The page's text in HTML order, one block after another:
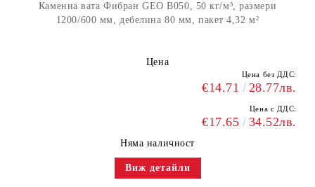
Каменна вата Фибран GEO B050, 50 кг/м³, размери
1200/600 мм, дебелина 80 мм, пакет 4,32 м²
Цена
Цена без ДДС:
€14.71 28.77лв.
Цена с ДДС:
€17.65 34.52лв.
Няма наличност
Виж детайли